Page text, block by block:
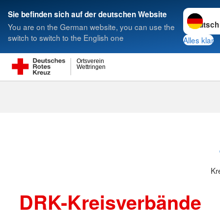
Sie befinden sich auf der deutschen Website
You are on the German website, you can use the
switch to switch to the English one
Sprache
Alles klar
Wettringen
Ortsverein
Suche
DRK-Kreisverbände